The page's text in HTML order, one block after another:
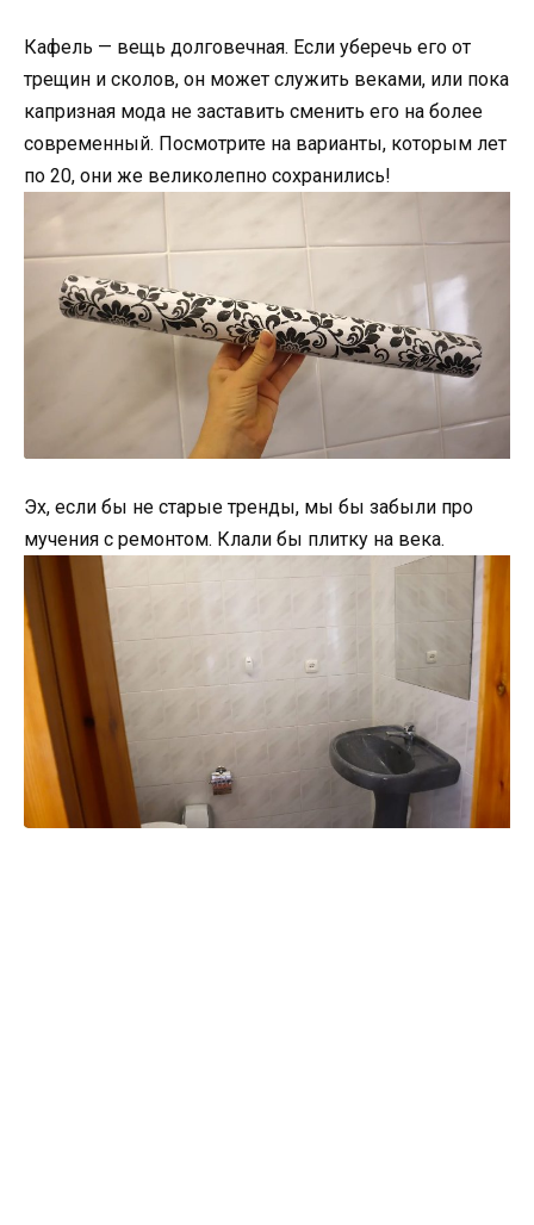
Кафель — вещь долговечная. Если уберечь его от
трещин и сколов, он может служить веками, или пока
капризная мода не заставить сменить его на более
современный. Посмотрите на варианты, которым лет
по 20, они же великолепно сохранились!
Эх, если бы не старые тренды, мы бы забыли про
мучения с ремонтом. Клали бы плитку на века.